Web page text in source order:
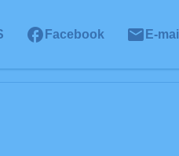
Facebook E-mail